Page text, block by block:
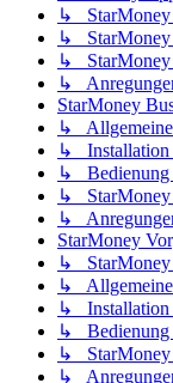
↳ StarMoney
↳ StarMoney
↳ StarMoney
↳
StarMoney
↳ Allgemeine
↳ Installation
↳ Bedienung
↳ StarMoney
↳
StarMoney
↳ StarMoney
↳ Allgemeine
↳ Installation
↳ Bedienung
↳ StarMoney
↳